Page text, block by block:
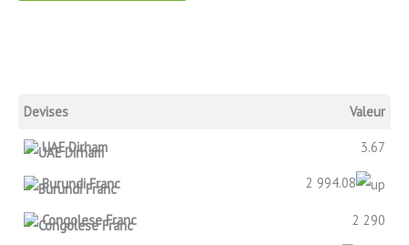
Devises Valeur
UAE Dirham 3.67
Burundi Franc 2 994.08
Congolese Franc 2 290